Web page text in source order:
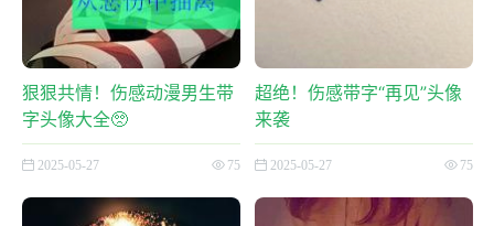
狠狠共情！伤感动漫男生带
字头像大全🥺
2025-05-27 75
超绝！伤感带字“再见”头像
来袭
2025-05-27 75